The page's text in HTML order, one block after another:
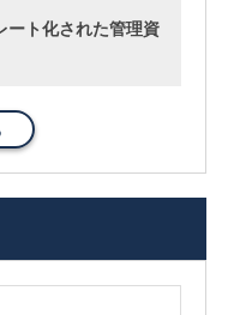
ート化された管理資